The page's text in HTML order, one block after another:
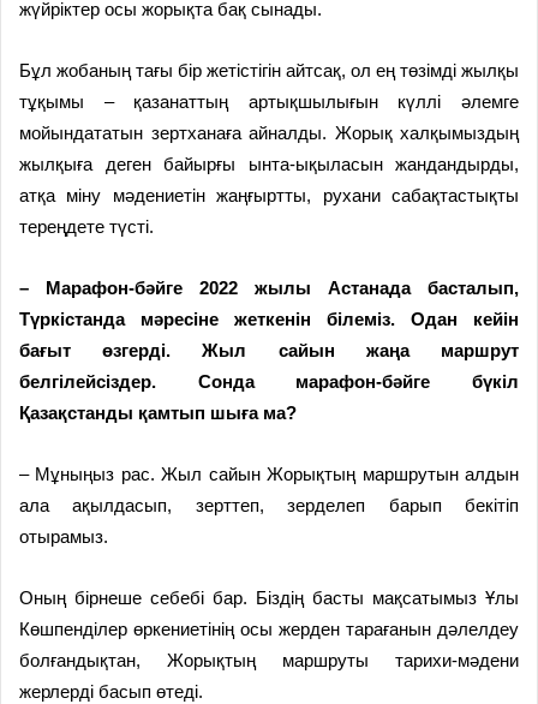
жүйріктер осы жорықта бақ сынады.
Бұл жобаның тағы бір жетістігін айтсақ, ол ең төзімді жылқы
тұқы­мы – қазанаттың артықшылығын күллі әлемге
мойындататын зерт­ха­н­аға айналды. Жорық халқымыз­дың
жылқыға деген байырғы ын­та-ықыласын жандандырды,
атқа міну мәдениетін жаңғыртты, руха­ни сабақтастықты
тереңдете түсті.
– Марафон-бәйге 2022 жылы Астанада басталып,
Түркістанда мәресіне жеткенін білеміз. Одан кейін
бағыт өзгерді. Жыл сайын жаңа маршрут
белгілейсіздер. Сонда марафон-бәйге бүкіл
Қазақстанды қамтып шыға ма?
– Мұныңыз рас. Жыл сайын Жорықтың маршрутын алдын
ала ақылдасып, зерттеп, зерделеп бар­ып бекітіп
отырамыз.
Оның бірнеше себебі бар. Біз­дің басты мақсатымыз Ұлы
Көш­пен­ділер өркениетінің осы жерден тарағанын дәлелдеу
болғандықтан, Жорықтың маршруты тарихи-мә­дени
жерлерді басып өтеді.